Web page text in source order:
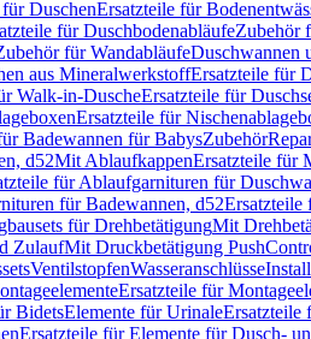
DuschenErsatzteile für
für DuschbodenabläufeZubehör
für WandabläufeDuschwannen
aus MineralwerkstoffErsatzteile für
Walk-in-DuscheErsatzteile für
Ersatzteile für
Badewannen für BabysZubehör
d52Mit AblaufkappenErsatzteile für
für Ablaufgarnituren für
für Badewannen, d52Ersatzteile
für DrehbetätigungMit
ZulaufMit Druckbetätigung
VentilstopfenWasseranschlüsse
Ersatzteile für
BidetsElemente für UrinaleErsatzteile
Ersatzteile für Elemente für Dusch-